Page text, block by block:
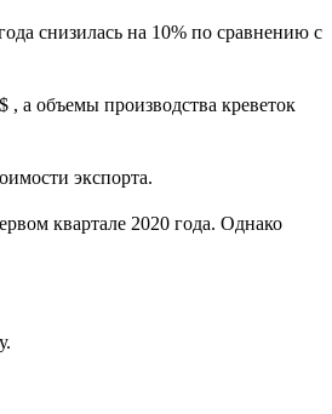
снизилась на 10% по сравнению с
, а объемы производства креветок
экспорта.
квартале 2020 года. Однако